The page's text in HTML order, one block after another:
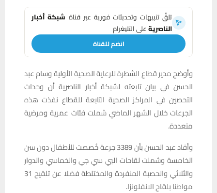
تلقَّ تنبيهات وتحديثات فورية عبر قناة شبكة أخبار
الناصريةعلى التليغرام
انضم للقناة
وأوضح مدير قطاع الشطرة للرعاية الصحية الأولية وسام عبد
الحسن في بيان تابعته لشبكة أخبار الناصرية أن وحدات
التحصين في المراكز الصحية التابعة للقطاع نفذت هذه
الجرعات خلال الشهر الماضي شملت فئات عمرية ومرضية
متعددة.
وأفاد عبد الحسن بأن 3389 جرعة خُصصت للأطفال دون سن
الخامسة وشملت لقاحات البي سي جي والخماسي والدوار
والثلاثي والحصبة المنفردة والمختلطة فضلا عن تلقيح 31
مواطنا بلقاح الانفلونزا.